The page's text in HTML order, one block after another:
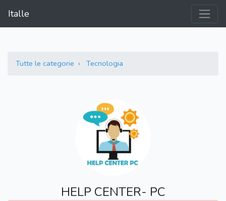
Italle
Tutte le categorie Tecnologia
HELP CENTER- PC